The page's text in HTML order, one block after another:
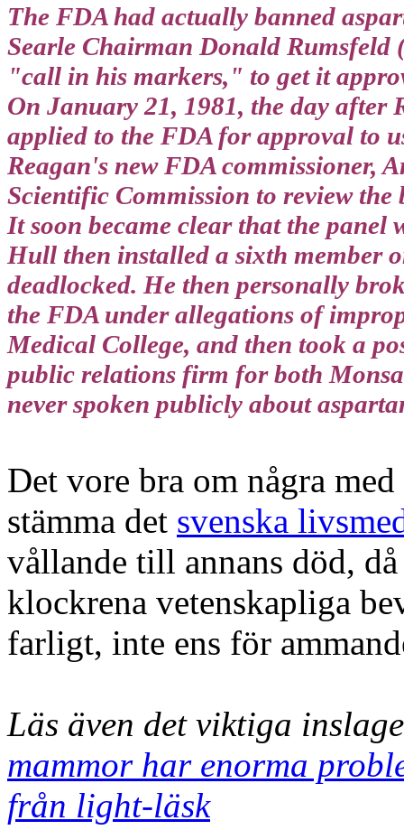
The FDA had actually banned
Searle Chairman Donald Rumsfeld
"call in his markers," to get it
On January 21, 1981, the day after
applied to the FDA for approval to
Reagan's new FDA commissioner,
Scientific Commission to review
It soon became clear that the panel
Hull then installed a sixth member
deadlocked. He then personally
the FDA under allegations of
Medical College, and then took a
public relations firm for both
never spoken publicly about
Det vore bra om några
stämma det svenska
vållande till annans död,
klockrena vetenskapliga
farligt, inte ens för
Läs även det viktiga
mammor har enorma
från light-läsk